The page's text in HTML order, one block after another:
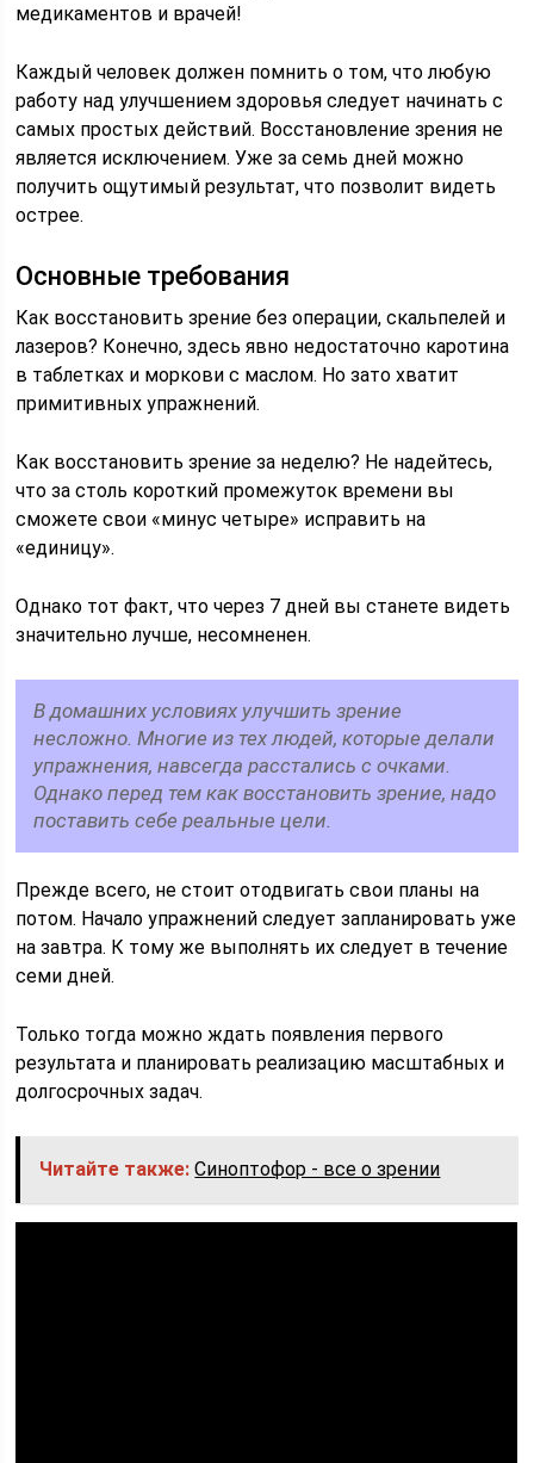
медикаментов и врачей!
Каждый человек должен помнить о том, что любую
работу над улучшением здоровья следует начинать с
самых простых действий. Восстановление зрения не
является исключением. Уже за семь дней можно
получить ощутимый результат, что позволит видеть
острее.
Основные требования
Как восстановить зрение без операции, скальпелей и
лазеров? Конечно, здесь явно недостаточно каротина
в таблетках и моркови с маслом. Но зато хватит
примитивных упражнений.
Как восстановить зрение за неделю? Не надейтесь,
что за столь короткий промежуток времени вы
сможете свои «минус четыре» исправить на
«единицу».
Однако тот факт, что через 7 дней вы станете видеть
значительно лучше, несомненен.
В домашних условиях улучшить зрение
несложно. Многие из тех людей, которые делали
упражнения, навсегда расстались с очками.
Однако перед тем как восстановить зрение, надо
поставить себе реальные цели.
Прежде всего, не стоит отодвигать свои планы на
потом. Начало упражнений следует запланировать уже
на завтра. К тому же выполнять их следует в течение
семи дней.
Только тогда можно ждать появления первого
результата и планировать реализацию масштабных и
долгосрочных задач.
Читайте также: Синоптофор - все о зрении